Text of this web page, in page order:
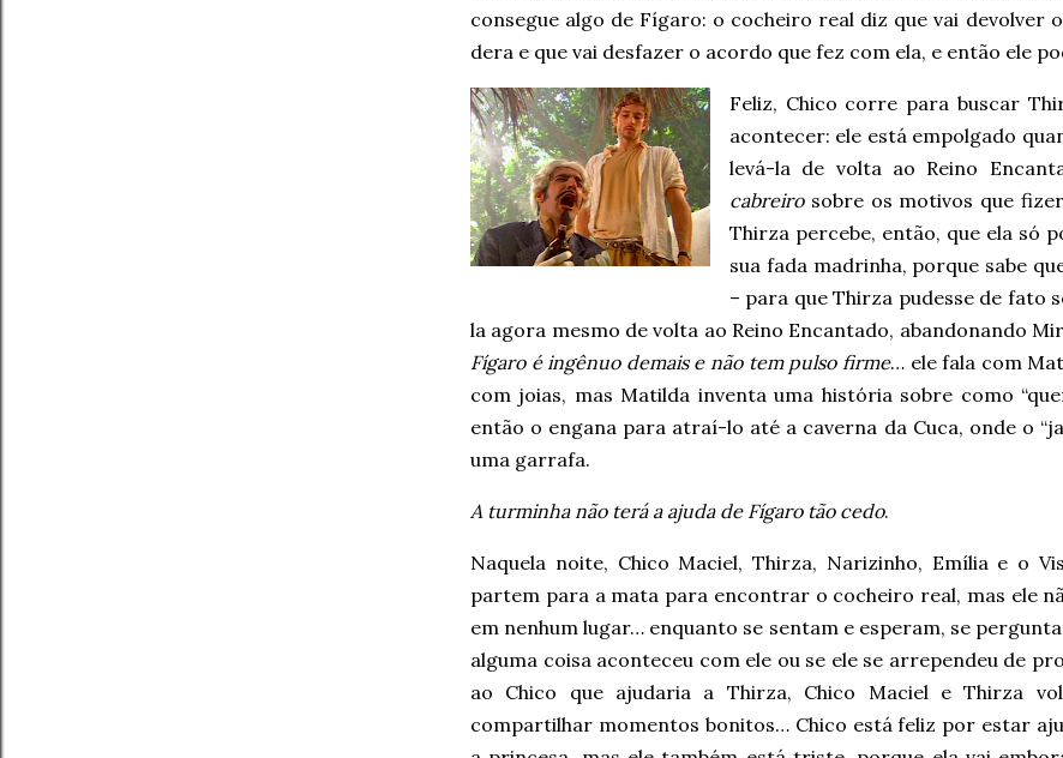
consegue algo de Fígaro: o cocheiro real diz que vai devolver
dera e que vai desfazer o acordo que fez com ela, e então ele
Feliz, Chico corre para buscar
acontecer: ele está empolgado
levá-la de volta ao Reino
cabreirosobre os motivos que
Thirza percebe, então, que ela só
sua fada madrinha, porque sabe
– para que Thirza pudesse de fato
la agora mesmo de volta ao Reino Encantado, abandonando
Fígaro é ingênuo demais e não tem pulso firme… ele fala com
com joias, mas Matilda inventa uma história sobre como
então o engana para atraí-lo até a caverna da Cuca, onde o
uma garrafa.
A turminha não terá a ajuda de Fígaro tão cedo.
Naquela noite, Chico Maciel, Thirza, Narizinho, Emília e o
partem para a mata para encontrar o cocheiro real, mas ele
em nenhum lugar… enquanto se sentam e esperam, se
alguma coisa aconteceu com ele ou se ele se arrependeu de
ao Chico que ajudaria a Thirza, Chico Maciel e Thirza
compartilhar momentos bonitos… Chico está feliz por estar